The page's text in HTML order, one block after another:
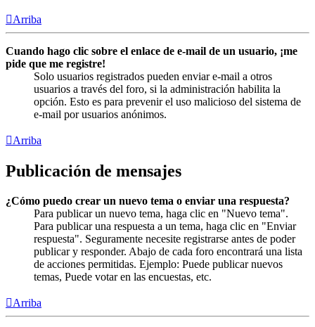
Arriba
Cuando hago clic sobre el enlace de e-mail de un usuario, ¡me
pide que me registre!
Solo usuarios registrados pueden enviar e-mail a otros
usuarios a través del foro, si la administración habilita la
opción. Esto es para prevenir el uso malicioso del sistema de
e-mail por usuarios anónimos.
Arriba
Publicación de mensajes
¿Cómo puedo crear un nuevo tema o enviar una respuesta?
Para publicar un nuevo tema, haga clic en "Nuevo tema".
Para publicar una respuesta a un tema, haga clic en "Enviar
respuesta". Seguramente necesite registrarse antes de poder
publicar y responder. Abajo de cada foro encontrará una lista
de acciones permitidas. Ejemplo: Puede publicar nuevos
temas, Puede votar en las encuestas, etc.
Arriba